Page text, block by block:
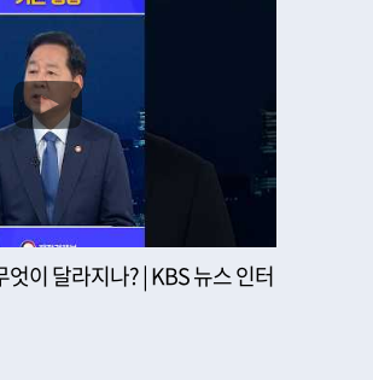
이 달라지나? | KBS 뉴스 인터